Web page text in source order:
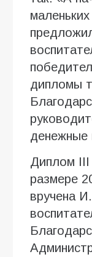
дипломы
денежные
Диплом III
размере
вручена